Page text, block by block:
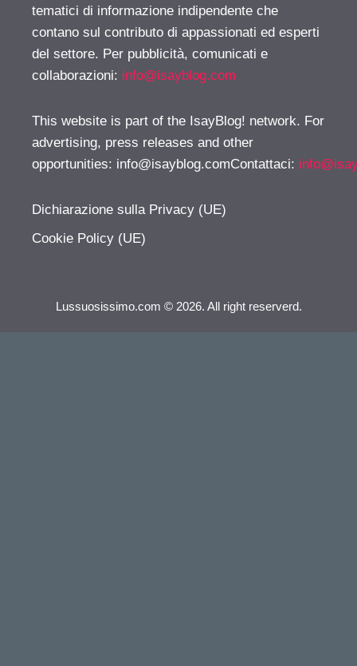
tematici di informazione indipendente che
contano sul contributo di appassionati ed esperti
del settore. Per pubblicità, comunicati e
collaborazioni: info@isayblog.com
This website is part of the IsayBlog! network. For
advertising, press releases and other
opportunities: info@isayblog.comContattaci:
Dichiarazione sulla Privacy (UE)
Cookie Policy (UE)
Lussuosissimo.com © 2026. All right reserverd.